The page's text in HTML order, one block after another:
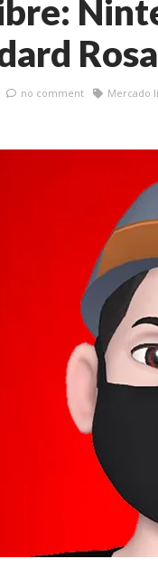
no comment Mercado